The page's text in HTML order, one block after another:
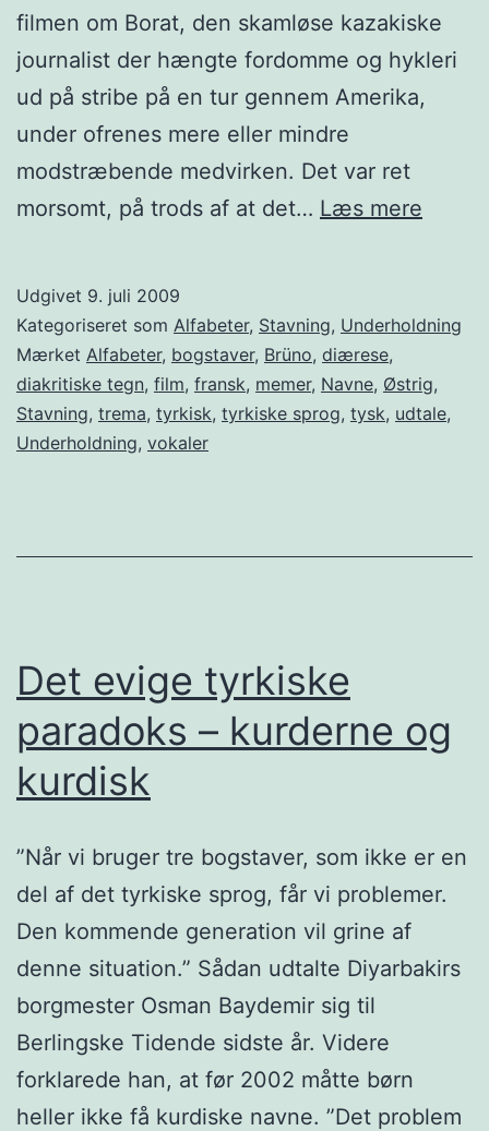
filmen om Borat, den skamløse kazakiske
journalist der hængte fordomme og hykleri
ud på stribe på en tur gennem Amerika,
under ofrenes mere eller mindre
modstræbende medvirken. Det var ret
morsomt, på trods af at det… Læs mere
Udgivet 9. juli 2009
Kategoriseret som Alfabeter, Stavning, Underholdning
Mærket Alfabeter, bogstaver, Brüno, diærese,
diakritiske tegn, film, fransk, memer, Navne, Østrig,
Stavning, trema, tyrkisk, tyrkiske sprog, tysk, udtale,
Underholdning, vokaler
Det evige tyrkiske
paradoks – kurderne og
kurdisk
”Når vi bruger tre bogstaver, som ikke er en
del af det tyrkiske sprog, får vi problemer.
Den kommende generation vil grine af
denne situation.” Sådan udtalte Diyarbakirs
borgmester Osman Baydemir sig til
Berlingske Tidende sidste år. Videre
forklarede han, at før 2002 måtte børn
heller ikke få kurdiske navne. ”Det problem